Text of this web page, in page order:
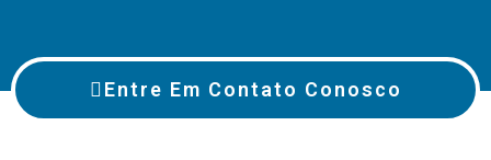
Entre Em Contato Conosco